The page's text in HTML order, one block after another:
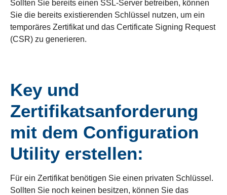
Sollten Sie bereits einen SSL-Server betreiben, können
Sie die bereits existierenden Schlüssel nutzen, um ein
temporäres Zertifikat und das Certificate Signing Request
(CSR) zu generieren.
Key und
Zertifikatsanforderung
mit dem Configuration
Utility erstellen:
Für ein Zertifikat benötigen Sie einen privaten Schlüssel.
Sollten Sie noch keinen besitzen, können Sie das